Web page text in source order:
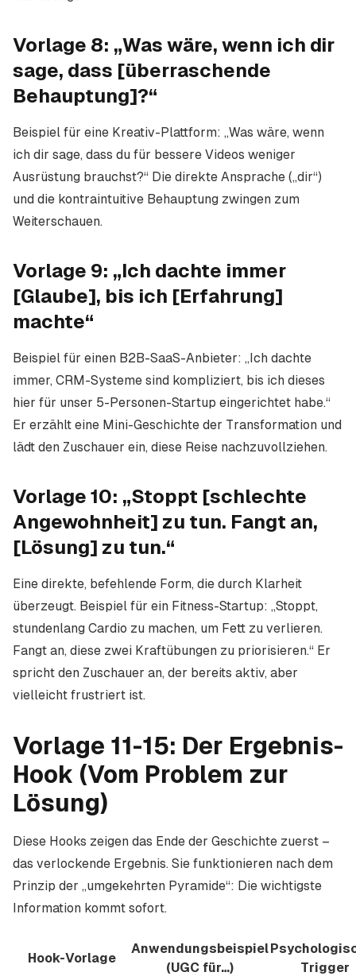
Vorlage 8: „Was wäre, wenn ich dir
sage, dass [überraschende
Behauptung]?“
Beispiel für eine Kreativ-Plattform: „Was wäre, wenn
ich dir sage, dass du für bessere Videos weniger
Ausrüstung brauchst?“ Die direkte Ansprache („dir“)
und die kontraintuitive Behauptung zwingen zum
Weiterschauen.
Vorlage 9: „Ich dachte immer
[Glaube], bis ich [Erfahrung]
machte“
Beispiel für einen B2B-SaaS-Anbieter: „Ich dachte
immer, CRM-Systeme sind kompliziert, bis ich dieses
hier für unser 5-Personen-Startup eingerichtet habe.“
Er erzählt eine Mini-Geschichte der Transformation und
lädt den Zuschauer ein, diese Reise nachzuvollziehen.
Vorlage 10: „Stoppt [schlechte
Angewohnheit] zu tun. Fangt an,
[Lösung] zu tun.“
Eine direkte, befehlende Form, die durch Klarheit
überzeugt. Beispiel für ein Fitness-Startup: „Stoppt,
stundenlang Cardio zu machen, um Fett zu verlieren.
Fangt an, diese zwei Kraftübungen zu priorisieren.“ Er
spricht den Zuschauer an, der bereits aktiv, aber
vielleicht frustriert ist.
Vorlage 11-15: Der Ergebnis-
Hook (Vom Problem zur
Lösung)
Diese Hooks zeigen das Ende der Geschichte zuerst –
das verlockende Ergebnis. Sie funktionieren nach dem
Prinzip der „umgekehrten Pyramide“: Die wichtigste
Information kommt sofort.
Hook-Vorlage
Anwendungsbeispiel
(UGC für…)
Trigger